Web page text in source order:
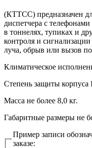
(КТТСС) предназначен
диспетчера с
в тоннелях, тупиках и
контроля и
луча, обрыв или вызов
Климатическое
Степень защиты
Масса не более 8,0 кг.
Габаритные размеры не
Пример записи
заказе: